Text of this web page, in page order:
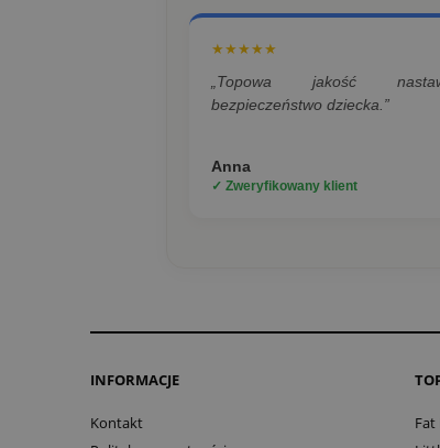
★★★★★
„Topowa jakość
bezpieczeństwo dziecka.”
Anna
✓ Zweryfikowany klient
INFORMACJE
Kontakt
Fat